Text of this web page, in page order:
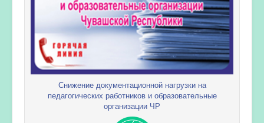
Снижение документационной нагрузки на
педагогических работников и образовательные
организации ЧР